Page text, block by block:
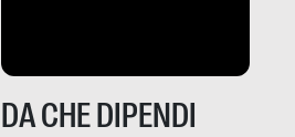
DA CHE DIPENDI